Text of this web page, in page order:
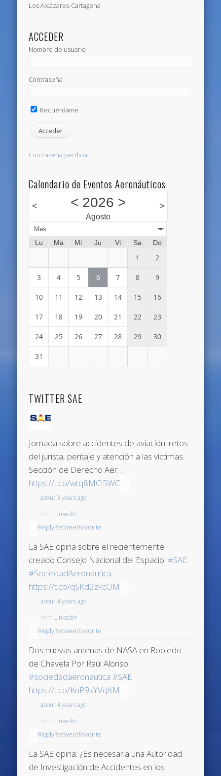
Los Alcázares-Cartagena
ACCEDER
Nombre de usuario
Contraseña
Recuérdame
Contraseña perdida
Calendario de Eventos Aeronáuticos
< < 2026 >
Agosto
>
Mes
Lu Ma Mi Ju Vi Sa Do
1 2
3 4 5 6 7 8 9
10 11 12 13 14 15 16
17 18 19 20 21 22 23
24 25 26 27 28 29 30
31
TWITTER SAE
Jornada sobre accidentes de aviación: retos
del jurista, peritaje y atención a las víctimas.
Sección de Derecho Aer…
https://t.co/wtq8MCl5WC
about 3 years ago
from LinkedIn
ReplyRetweetFavorite
La SAE opina sobre el recientemente
creado Consejo Nacional del Espacio.#SAE
#SociedadAeronautica
https://t.co/qSKd2zkcOM
about 4 years ago
from LinkedIn
ReplyRetweetFavorite
Dos nuevas antenas de NASA en Robledo
de Chavela Por Raúl Alonso
#sociedadaeronautica #SAE
https://t.co/KnP9kYVqKM
about 4 years ago
from LinkedIn
ReplyRetweetFavorite
La SAE opina: ¿Es necesaria una Autoridad
de Investigación de Accidentes en los